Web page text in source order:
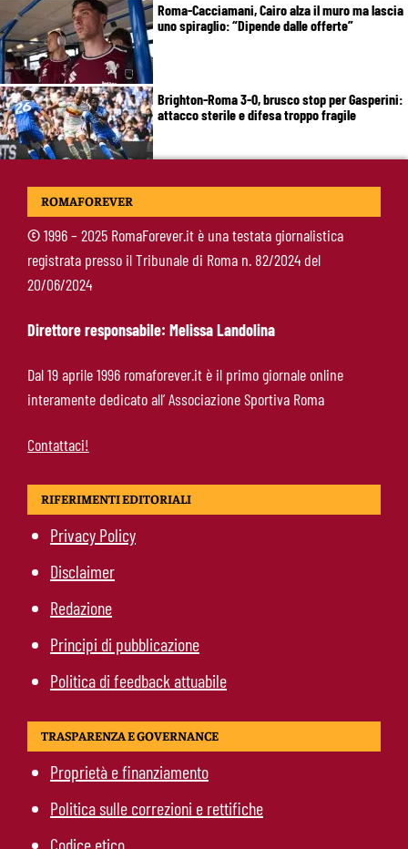
Roma-Cacciamani, Cairo alza il muro ma lascia
uno spiraglio: “Dipende dalle offerte”
Brighton-Roma 3-0, brusco stop per Gasperini:
attacco sterile e difesa troppo fragile
McKennie sorprende tutti: “Il mio idolo era
Molina-Roma, arrivo oggi: il passaporto può
sbloccare un altro colpo
ROMAFOREVER
©1996 – 2025 RomaForever.it è una testata giornalistica
registrata presso il Tribunale di Roma n. 82/2024 del
20/06/2024
Direttore responsabile: Melissa Landolina
Dal 19 aprile 1996 romaforever.it è il primo giornale online
interamente dedicato all’ Associazione Sportiva Roma
Contattaci!
RIFERIMENTI EDITORIALI
Privacy Policy
Disclaimer
Redazione
Principi di pubblicazione
Politica di feedback attuabile
TRASPARENZA E GOVERNANCE
Proprietà e finanziamento
Politica sulle correzioni e rettifiche
Codice etico